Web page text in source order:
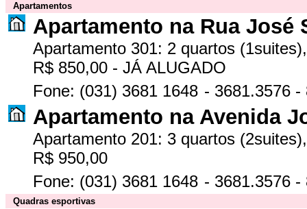
Apartamentos
Apartamento na Rua José
Apartamento 301: 2 quartos
R$ 850,00 - JÁ ALUGADO
Fone: (031) 3681 1648 - 3681.3576 -
Apartamento na Avenida
Apartamento 201: 3 quartos
R$ 950,00
Fone: (031) 3681 1648 - 3681.3576 -
Quadras esportivas